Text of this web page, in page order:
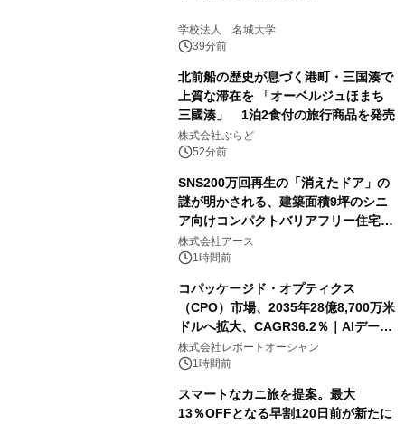
学校法人 名城大学
39分前
北前船の歴史が息づく港町・三国湊で
上質な滞在を 「オーベルジュほまち
三國湊」 1泊2食付の旅行商品を発売
株式会社ぷらど
52分前
SNS200万回再生の「消えたドア」の
謎が明かされる、建築面積9坪のシニ
ア向けコンパクトバリアフリー住宅が
誕生
株式会社アース
1時間前
コパッケージド・オプティクス
（CPO）市場、2035年28億8,700万米
ドルへ拡大、CAGR36.2％｜AIデータ
センター・高速光通信需要が成長を加
速
株式会社レポートオーシャン
1時間前
スマートなカニ旅を提案。最大
13％OFFとなる早割120日前が新たに